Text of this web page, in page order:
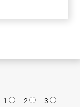
1 2
3